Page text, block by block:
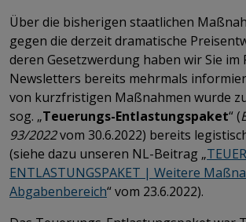
Über die bisherigen staatlichen
gegen die derzeit dramatische
deren Gesetzwerdung haben wir Sie im
Newsletters bereits mehrmals
von kurzfristigen Maßnahmen wurde
sog. „Teuerungs-Entlastungspaket“ (
93/2022vom 30.6.2022) bereits
(siehe dazu unseren NL-Beitrag „
ENTLASTUNGSPAKET | Weitere
Abgabenbereich“ vom 23.6.2022).